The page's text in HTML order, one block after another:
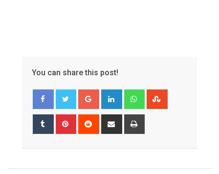
You can share this post!
Google+ LinkedIn Whatsapp
Tumblr Pinterest Reddit
Share